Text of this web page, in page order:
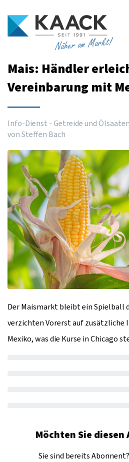
Näher am Markt!
Mais: Händler
Vereinbarung mit
Info-Dienst - Getreide und
von Steffen Bach
Der Maismarkt bleibt ein Spielball
verzichten Vorerst auf
Mexiko, was die Kurse in Chicago
Möchten Sie diesen
Sie sind bereits Abonnent?